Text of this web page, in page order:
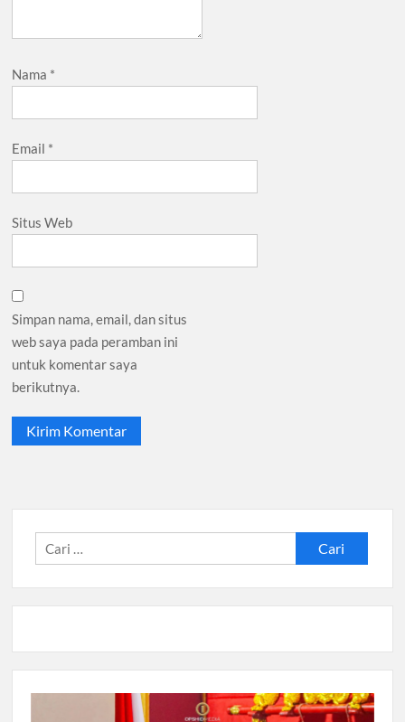
Nama *
Email *
Situs Web
Simpan nama, email, dan situs
web saya pada peramban ini
untuk komentar saya
berikutnya.
Cari
untuk: